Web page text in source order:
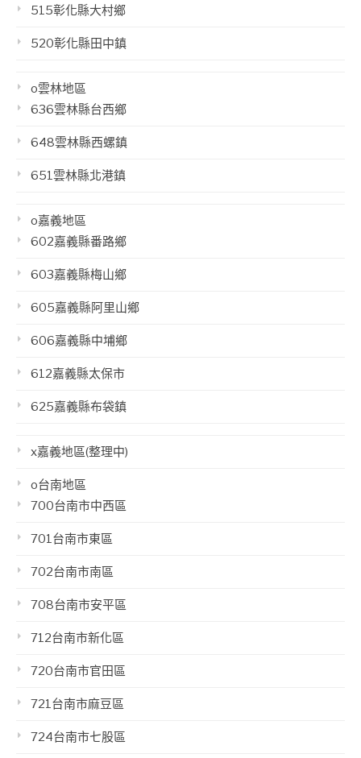
515彰化縣大村鄉
520彰化縣田中鎮
o雲林地區
636雲林縣台西鄉
648雲林縣西螺鎮
651雲林縣北港鎮
o嘉義地區
602嘉義縣番路鄉
603嘉義縣梅山鄉
605嘉義縣阿里山鄉
606嘉義縣中埔鄉
612嘉義縣太保市
625嘉義縣布袋鎮
x嘉義地區(整理中)
o台南地區
700台南市中西區
701台南市東區
702台南市南區
708台南市安平區
712台南市新化區
720台南市官田區
721台南市麻豆區
724台南市七股區